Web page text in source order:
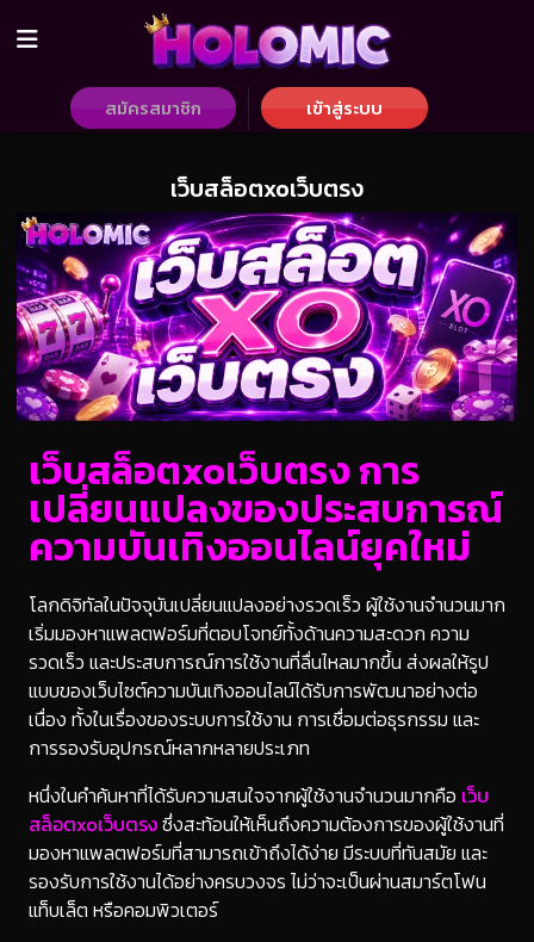
สมัครสมาชิก เข้าสู่ระบบ
เว็บสล็อตxoเว็บตรง
เว็บสล็อตxoเว็บตรง การ
เปลี่ยนแปลงของประสบการณ์
ความบันเทิงออนไลน์ยุคใหม่
โลกดิจิทัลในปัจจุบันเปลี่ยนแปลงอย่างรวดเร็ว ผู้ใช้งานจำนวนมาก
เริ่มมองหาแพลตฟอร์มที่ตอบโจทย์ทั้งด้านความสะดวก ความ
รวดเร็ว และประสบการณ์การใช้งานที่ลื่นไหลมากขึ้น ส่งผลให้รูป
แบบของเว็บไซต์ความบันเทิงออนไลน์ได้รับการพัฒนาอย่างต่อ
เนื่อง ทั้งในเรื่องของระบบการใช้งาน การเชื่อมต่อธุรกรรม และ
การรองรับอุปกรณ์หลากหลายประเภท
หนึ่งในคำค้นหาที่ได้รับความสนใจจากผู้ใช้งานจำนวนมากคือ เว็บ
สล็อตxoเว็บตรงซึ่งสะท้อนให้เห็นถึงความต้องการของผู้ใช้งานที่
มองหาแพลตฟอร์มที่สามารถเข้าถึงได้ง่าย มีระบบที่ทันสมัย และ
รองรับการใช้งานได้อย่างครบวงจร ไม่ว่าจะเป็นผ่านสมาร์ตโฟน
แท็บเล็ต หรือคอมพิวเตอร์